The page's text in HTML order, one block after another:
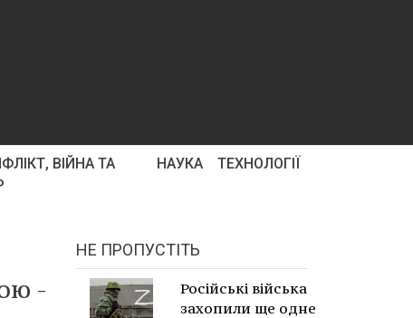
ВІЙНА ТА
НАУКА ТЕХНОЛОГІЇ
-
НЕ ПРОПУСТІТЬ
Російські війська
захопили ще одне